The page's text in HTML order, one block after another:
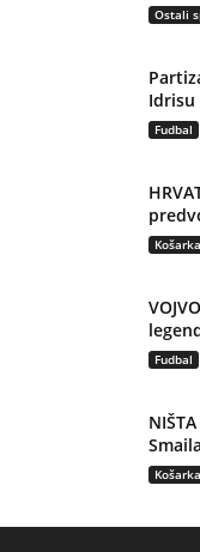
Ostali
Idrisu
Fudbal
Košarka
Fudbal
Košarka